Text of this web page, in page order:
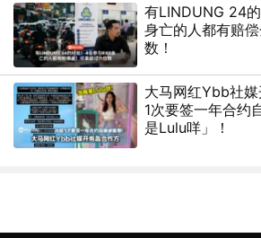
有LINDUNG 24
身亡的人都有赔
数！
大马网红Ybb社
1次要签一年合约
是Lulu咩」！